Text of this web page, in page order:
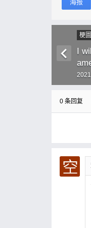
海报
梗圖
I
0 条回复